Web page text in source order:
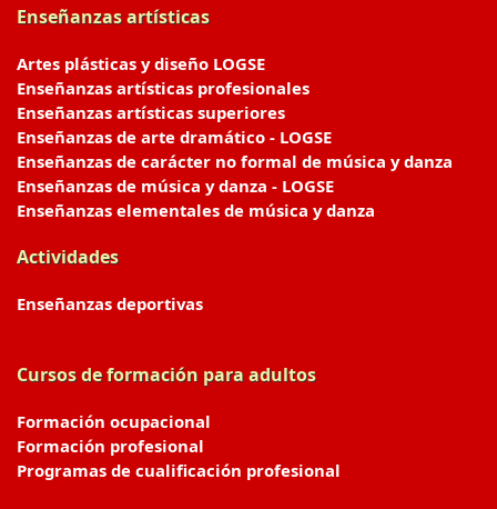
Enseñanzas artísticas
Artes plásticas y diseño LOGSE
Enseñanzas artísticas profesionales
Enseñanzas artísticas superiores
Enseñanzas de arte dramático - LOGSE
Enseñanzas de carácter no formal de música y danza
Enseñanzas de música y danza - LOGSE
Enseñanzas elementales de música y danza
Actividades
Enseñanzas deportivas
Cursos de formación para adultos
Formación ocupacional
Formación profesional
Programas de cualificación profesional